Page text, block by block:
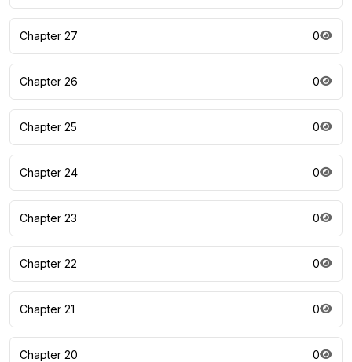
Chapter 27 0
Chapter 26 0
Chapter 25 0
Chapter 24 0
Chapter 23 0
Chapter 22 0
Chapter 21 0
Chapter 20 0